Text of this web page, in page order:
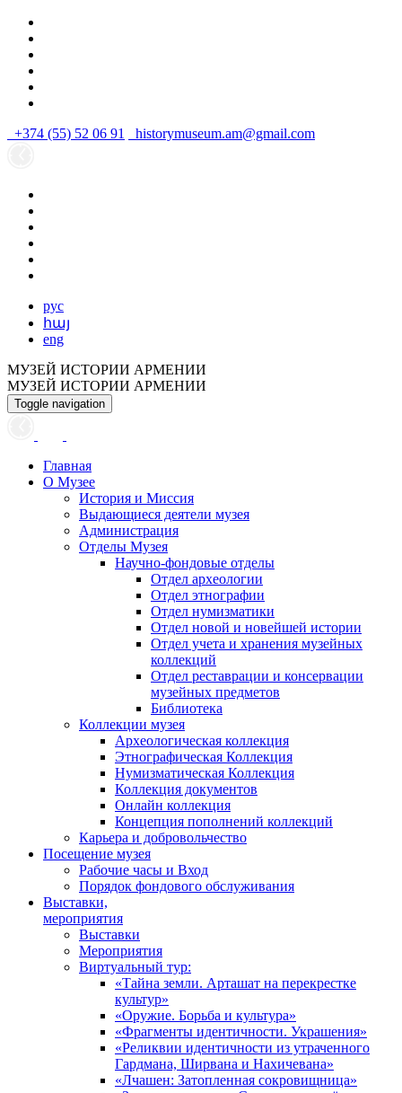
+374 (55) 52 06 91 historymuseum.am@gmail.com
рус
հայ
eng
МУЗЕЙ ИСТОРИИ АРМЕНИИ
МУЗЕЙ ИСТОРИИ АРМЕНИИ
Toggle navigation
Главная
О Музее
История и Миссия
Выдающиеся деятели музея
Администрация
Отделы Музея
Научно-фондовые отделы
Отдел археологии
Отдел этнографии
Отдел нумизматики
Отдел новой и новейшей истории
Отдел учета и хранения музейных
коллекций
Отдел реставрации и консервации
музейных предметов
Библиотека
Коллекции музея
Археологическая коллекция
Этнографическая Коллекция
Нумизматическая Коллекция
Коллекция документов
Онлайн коллекция
Концепция пополнений коллекций
Карьера и добровольчество
Посещение музея
Рабочие часы и Вход
Порядок фондового обслуживания
Выставки,
мероприятия
Выставки
Мероприятия
Виртуальный тур:
«Тайна земли. Арташат на перекрестке
культур»
«Оружие. Борьба и культура»
«Фрагменты идентичности. Украшения»
«Реликвии идентичности из утраченного
Гардмана, Ширвана и Нахичевана»
«Лчашен: Затопленная сокровищница»